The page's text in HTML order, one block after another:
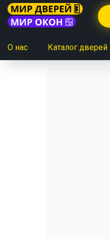
О нас Каталог дверей